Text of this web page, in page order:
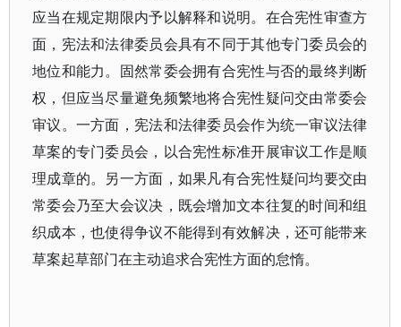
应当在规定期限内予以解释和说明。在合宪性审查方
面，宪法和法律委员会具有不同于其他专门委员会的
地位和能力。固然常委会拥有合宪性与否的最终判断
权，但应当尽量避免频繁地将合宪性疑问交由常委会
审议。一方面，宪法和法律委员会作为统一审议法律
草案的专门委员会，以合宪性标准开展审议工作是顺
理成章的。另一方面，如果凡有合宪性疑问均要交由
常委会乃至大会议决，既会增加文本往复的时间和组
织成本，也使得争议不能得到有效解决，还可能带来
草案起草部门在主动追求合宪性方面的怠惰。